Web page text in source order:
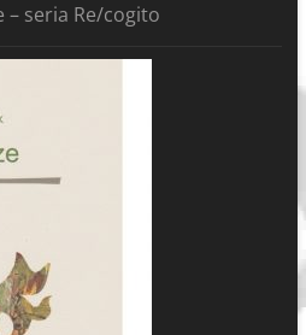
– seria Re/cogito